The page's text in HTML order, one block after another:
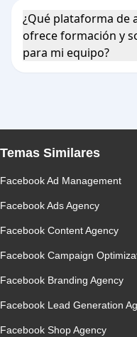
¿Qué plataforma de
ofrece formación y
para mi equipo?
Temas Similares
Facebook Ad Management
Facebook Ads Agency
Facebook Content Agency
Facebook Campaign
Facebook Branding Agency
Facebook Lead Generation
Facebook Shop Agency